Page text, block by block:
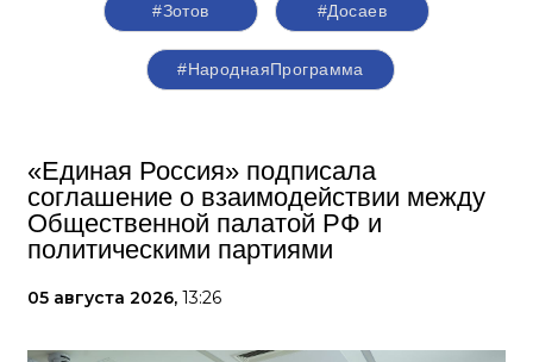
#Зотов #Досаев
#НароднаяПрограмма
«Единая Россия» подписала
соглашение о взаимодействии между
Общественной палатой РФ и
политическими партиями
05 августа 2026, 13:26